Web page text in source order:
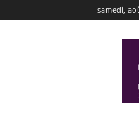
samedi,